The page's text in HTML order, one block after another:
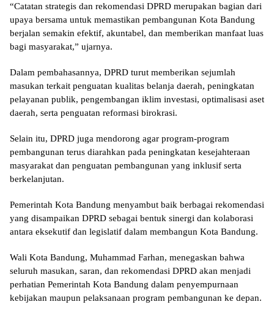
“Catatan strategis dan rekomendasi DPRD merupakan bagian dari
upaya bersama untuk memastikan pembangunan Kota Bandung
berjalan semakin efektif, akuntabel, dan memberikan manfaat luas
bagi masyarakat,” ujarnya.
Dalam pembahasannya, DPRD turut memberikan sejumlah
masukan terkait penguatan kualitas belanja daerah, peningkatan
pelayanan publik, pengembangan iklim investasi, optimalisasi aset
daerah, serta penguatan reformasi birokrasi.
Selain itu, DPRD juga mendorong agar program-program
pembangunan terus diarahkan pada peningkatan kesejahteraan
masyarakat dan penguatan pembangunan yang inklusif serta
berkelanjutan.
Pemerintah Kota Bandung menyambut baik berbagai rekomendasi
yang disampaikan DPRD sebagai bentuk sinergi dan kolaborasi
antara eksekutif dan legislatif dalam membangun Kota Bandung.
Wali Kota Bandung, Muhammad Farhan, menegaskan bahwa
seluruh masukan, saran, dan rekomendasi DPRD akan menjadi
perhatian Pemerintah Kota Bandung dalam penyempurnaan
kebijakan maupun pelaksanaan program pembangunan ke depan.